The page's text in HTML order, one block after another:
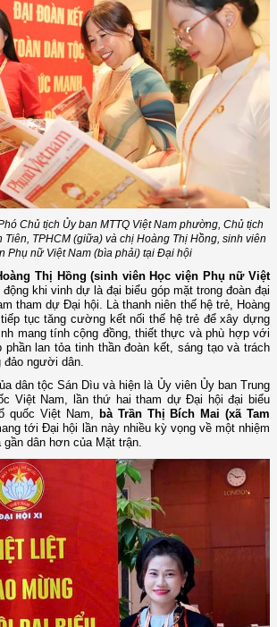
Chủ tịch Ủy ban MTTQ Việt Nam phường, Chủ tịch
TPHCM (giữa) và chị Hoàng Thị Hồng, sinh viên
Phụ nữ Việt Nam (bìa phải) tại Đại hội
Thị Hồng (sinh viên Học viện Phụ nữ Việt
khi vinh dự là đại biểu góp mặt trong đoàn đại
tham dự Đại hội. Là thanh niên thế hệ trẻ, Hoàng
tục tăng cường kết nối thế hệ trẻ để xây dựng
mang tính cộng đồng, thiết thực và phù hợp với
phần lan tỏa tinh thần đoàn kết, sáng tạo và trách
đảo người dân.
dân tộc Sán Dìu và hiện là Ủy viên Ủy ban Trung
Việt Nam, lần thứ hai tham dự Đại hội đại biểu
quốc Việt Nam, bà Trần Thị Bích Mai (xã Tam
tới Đại hội lần này nhiều kỳ vọng về một nhiệm
dân hơn của Mặt trận.